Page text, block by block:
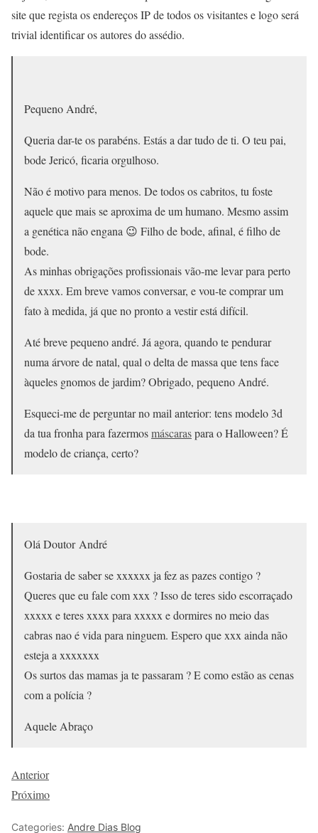
site que regista os endereços IP de todos os visitantes e logo será
trivial identificar os autores do assédio.
Pequeno André,
Queria dar-te os parabéns. Estás a dar tudo de ti. O teu pai,
bode Jericó, ficaria orgulhoso.
Não é motivo para menos. De todos os cabritos, tu foste
aquele que mais se aproxima de um humano. Mesmo assim
a genética não engana 😉 Filho de bode, afinal, é filho de
bode.
As minhas obrigações profissionais vão-me levar para perto
de xxxx. Em breve vamos conversar, e vou-te comprar um
fato à medida, já que no pronto a vestir está difícil.
Até breve pequeno andré. Já agora, quando te pendurar
numa árvore de natal, qual o delta de massa que tens face
àqueles gnomos de jardim? Obrigado, pequeno André.
Esqueci-me de perguntar no mail anterior: tens modelo 3d
da tua fronha para fazermosmáscaraspara o Halloween? É
modelo de criança, certo?
Olá Doutor André
Gostaria de saber se xxxxxx ja fez as pazes contigo ?
Queres que eu fale com xxx ? Isso de teres sido escorraçado
xxxxx e teres xxxx para xxxxx e dormires no meio das
cabras nao é vida para ninguem. Espero que xxx ainda não
esteja a xxxxxxx
Os surtos das mamas ja te passaram ? E como estão as cenas
com a polícia ?
Aquele Abraço
Anterior
Próximo
Categories: Andre Dias Blog